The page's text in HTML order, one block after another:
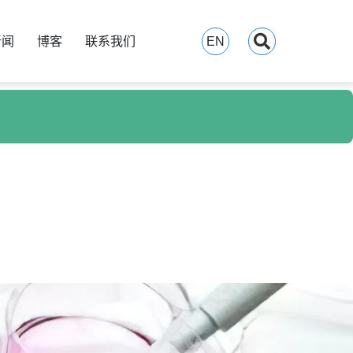
博客 联系我们 EN